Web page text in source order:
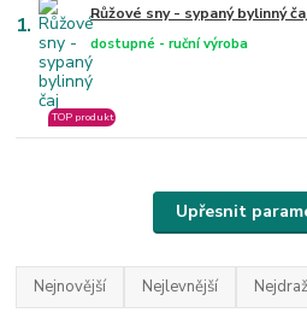
1. Růžové sny - sypaný bylinný
dostupné - ruční výroba
TOP produkt
Upřesnit
Nejnovější Nejlevnější